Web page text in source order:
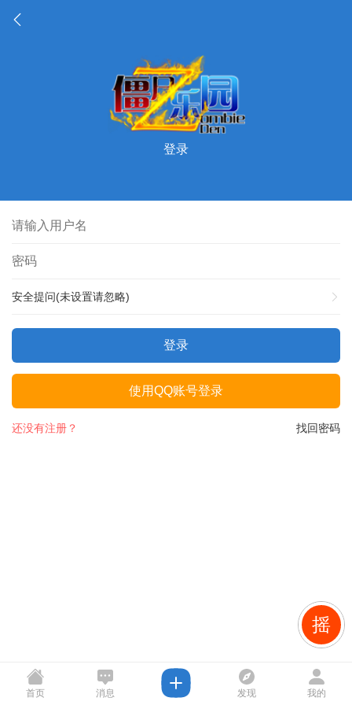
登录
安全提问(未设置请忽略)
登录
使用QQ账号登录
找回密码
还没有注册？
摇
首页 消息 发现 我的